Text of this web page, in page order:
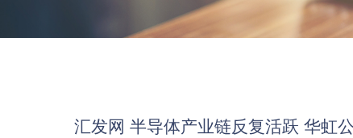
汇发网 半导体产业链反复活跃 华虹